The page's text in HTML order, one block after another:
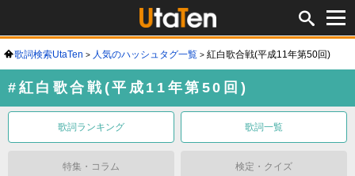
歌詞検索UtaTen 人気のハッシュタグ一覧 紅白歌合戦(平成11年第50回)
#紅白歌合戦(平成11年第50回)
歌詞ランキング 歌詞一覧
特集・コラム 検定・クイズ